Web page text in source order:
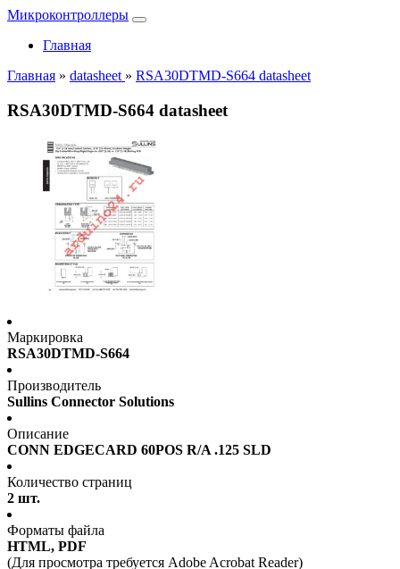
Микроконтроллеры
Главная
Главная » datasheet » RSA30DTMD-S664 datasheet
RSA30DTMD-S664 datasheet
Маркировка
RSA30DTMD-S664
Производитель
Sullins Connector Solutions
Описание
CONN EDGECARD 60POS R/A .125 SLD
Количество страниц
2 шт.
Форматы файла
HTML, PDF
(Для просмотра требуется Adobe Acrobat Reader)